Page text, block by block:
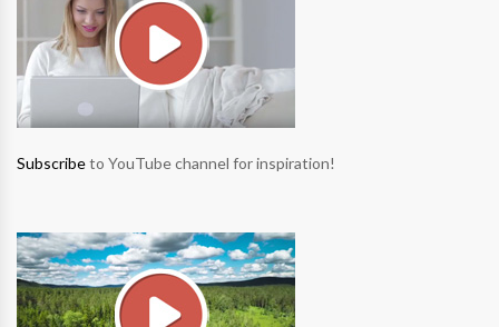
Subscribeto YouTube channel for inspiration!